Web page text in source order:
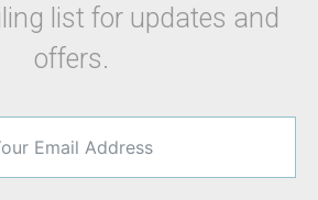
list for updates and
offers.